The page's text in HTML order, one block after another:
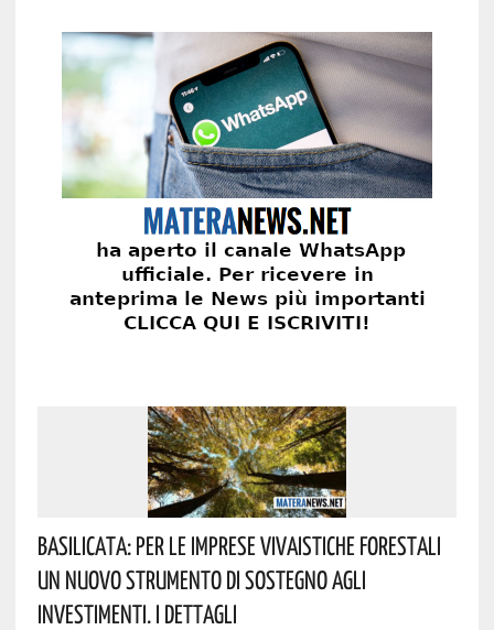
Basilicata: Per Le Imprese Vivaistiche Forestali
Un Nuovo Strumento Di Sostegno Agli
Investimenti. I Dettagli